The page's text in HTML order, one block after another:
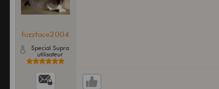
fuzzface2004
Special Supra
utilisateur